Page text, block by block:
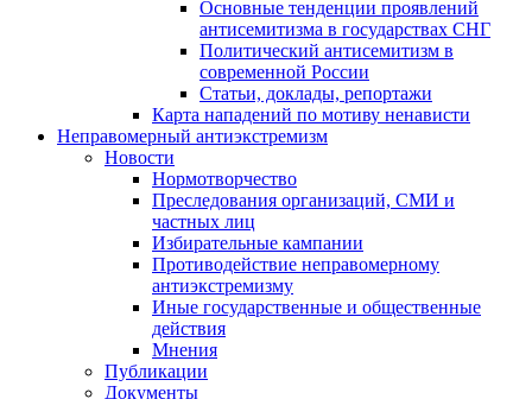
Основные тенденции проявлений
антисемитизма в государствах СНГ
Политический антисемитизм в
современной России
Статьи, доклады, репортажи
Карта нападений по мотиву ненависти
Неправомерный антиэкстремизм
Новости
Нормотворчество
Преследования организаций, СМИ и
частных лиц
Избирательные кампании
Противодействие неправомерному
антиэкстремизму
Иные государственные и общественные
действия
Мнения
Публикации
Документы